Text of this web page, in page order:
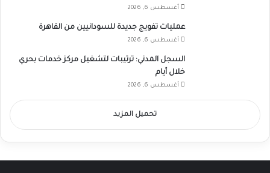
أغسطس 6, 2026
عمليات تفويج جديدة للسودانيين من القاهرة
أغسطس 6, 2026
السجل المدني: ترتيبات لتشغيل مركز خدمات بحري
خلال أيام
أغسطس 6, 2026
تحميل المزيد